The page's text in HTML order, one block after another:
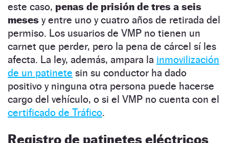
este caso, penas de prisión de tres a seis
meses y entre uno y cuatro años de retirada del
permiso. Los usuarios de VMP no tienen un
carnet que perder, pero la pena de cárcel sí les
afecta. La ley, además, ampara la inmovilización
de un patinete sin su conductor ha dado
positivo y ninguna otra persona puede hacerse
cargo del vehículo, o si el VMP no cuenta con el
certificado de Tráfico.
Registro de patinetes eléctricos